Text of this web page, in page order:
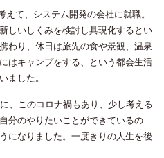
て、システム開発の会社に就職。
しいしくみを検討し具現化するとい
わり、休日は旅先の食や景観、温泉
はキャンプをする、という都会生活
ました。
、このコロナ禍もあり、少し考える
分のやりたいことができているの
になりました。一度きりの人生を後